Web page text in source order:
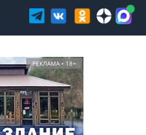
РЕКЛАМА • 18+